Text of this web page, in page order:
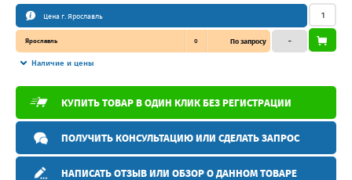
Цена г. Ярославль
Ярославль 0 По запросу
Наличие и цены
–
КУПИТЬ ТОВАР В ОДИН КЛИК БЕЗ РЕГИСТРАЦИИ
ПОЛУЧИТЬ КОНСУЛЬТАЦИЮ ИЛИ СДЕЛАТЬ ЗАПРОС
НАПИСАТЬ ОТЗЫВ ИЛИ ОБЗОР О ДАННОМ ТОВАРЕ